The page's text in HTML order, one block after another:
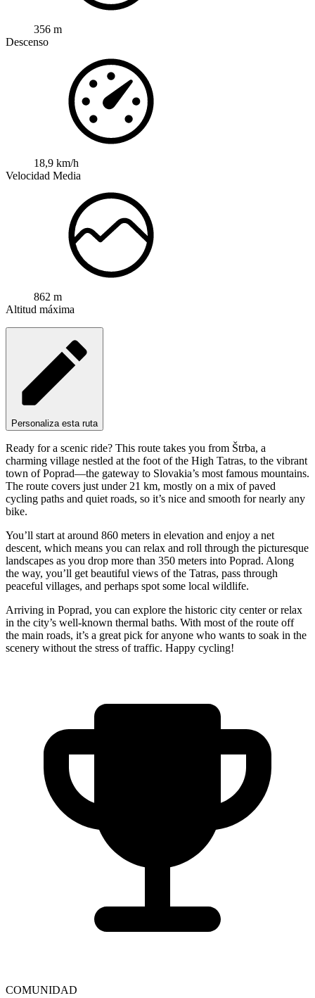
356 m
Descenso
18,9 km/h
Velocidad Media
862 m
Altitud máxima
Personaliza esta ruta
Ready for a scenic ride? This route takes you from Štrba, a
charming village nestled at the foot of the High Tatras, to the vibrant
town of Poprad—the gateway to Slovakia’s most famous mountains.
The route covers just under 21 km, mostly on a mix of paved
cycling paths and quiet roads, so it’s nice and smooth for nearly any
bike.
You’ll start at around 860 meters in elevation and enjoy a net
descent, which means you can relax and roll through the picturesque
landscapes as you drop more than 350 meters into Poprad. Along
the way, you’ll get beautiful views of the Tatras, pass through
peaceful villages, and perhaps spot some local wildlife.
Arriving in Poprad, you can explore the historic city center or relax
in the city’s well-known thermal baths. With most of the route off
the main roads, it’s a great pick for anyone who wants to soak in the
scenery without the stress of traffic. Happy cycling!
COMUNIDAD